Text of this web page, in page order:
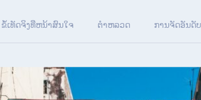
ຂໍ້ເທັດຈິງທີ່ຫນ້າສົນໃຈ ຕໍາຫລວດ ການຈັດອັນດັ